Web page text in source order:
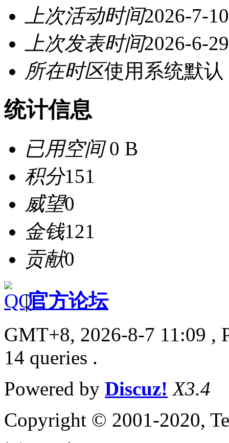
上次活动时间2026-7-
上次发表时间2026-6-
所在时区使用系统默认
统计信息
已用空间0 B
积分151
威望0
金钱121
贡献0
|官方论坛
GMT+8, 2026-8-7 11:09 ,
14 queries .
Powered by Discuz! X3.4
Copyright © 2001-2020,